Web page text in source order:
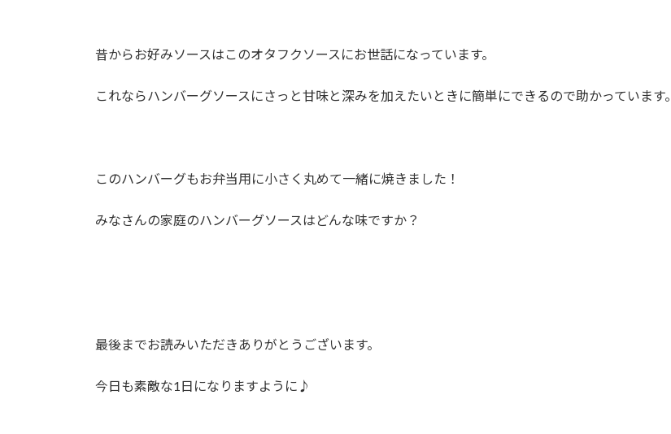
昔からお好みソースはこのオタフクソースにお世話になっています。
これならハンバーグソースにさっと甘味と深みを加えたいときに簡単にできるので助かっています。
このハンバーグもお弁当用に小さく丸めて一緒に焼きました！
みなさんの家庭のハンバーグソースはどんな味ですか？
最後までお読みいただきありがとうございます。
今日も素敵な1日になりますように♪